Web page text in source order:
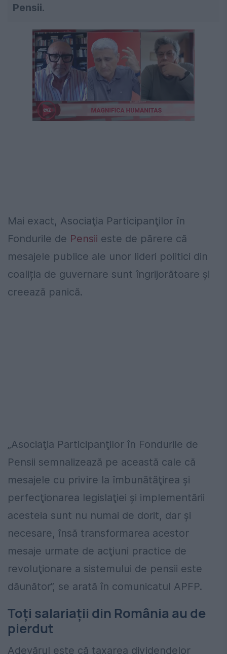
Pensii.
Mai exact, Asociaţia Participanţilor în
Fondurile de Pensii este de părere că
mesajele publice ale unor lideri politici din
coaliția de guvernare sunt îngrijorătoare și
creează panică.
„Asociaţia Participanţilor în Fondurile de
Pensii semnalizează pe această cale că
mesajele cu privire la îmbunătăţirea şi
perfecţionarea legislaţiei şi implementării
acesteia sunt nu numai de dorit, dar şi
necesare, însă transformarea acestor
mesaje urmate de acţiuni practice de
revoluţionare a sistemului de pensii este
dăunător”, se arată în comunicatul APFP.
Toţi salariații din România au de
pierdut
Adevărul este că taxarea dividendelor